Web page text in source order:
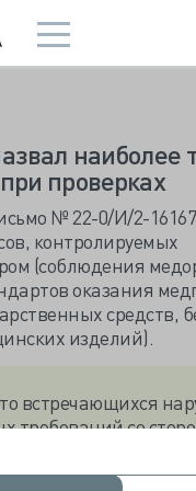
наиболее
проверках
№ 22-0/И/2-16167
контролируемых
(соблюдения
оказания
средств,
изделий).
встречающихся
требований со
приведены в